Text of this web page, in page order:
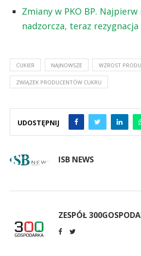
Zmiany w PKO BP.
nadzorcza, teraz rezygnacja
CUKIER NAJNOWSZE WZROST
ZWIĄZEK PRODUCENTÓW CUKRU
UDOSTĘPNIJ
ISB NEWS
ZESPÓŁ